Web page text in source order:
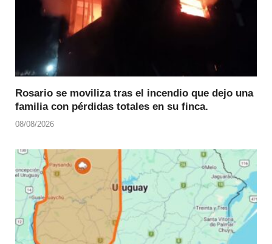
Rosario se moviliza tras el incendio que dejo una
familia con pérdidas totales en su finca.
08/08/2026